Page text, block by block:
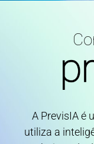
A PrevisIA é
utiliza a